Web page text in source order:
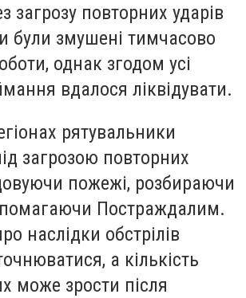
загрозу повторних ударів
були змушені тимчасово
однак згодом усі
вдалося ліквідувати.
рятувальники
загрозою повторних
пожежі, розбираючи
Постраждалим.
наслідки обстрілів
а кількість
може зрости після